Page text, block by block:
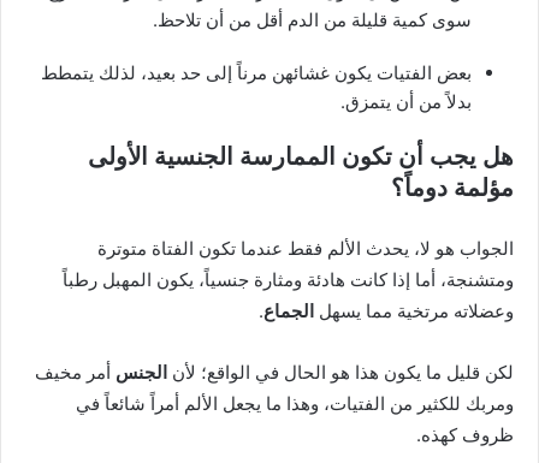
سوى كمية قليلة من الدم أقل من أن تلاحظ.
بعض الفتيات يكون غشائهن مرناً إلى حد بعيد، لذلك يتمطط
بدلاً من أن يتمزق.
هل يجب أن تكون الممارسة الجنسية الأولى
مؤلمة دوماً؟
الجواب هو لا، يحدث الألم فقط عندما تكون الفتاة متوترة
ومتشنجة، أما إذا كانت هادئة ومثارة جنسياً، يكون المهبل رطباً
وعضلاته مرتخية مما يسهل الجماع.
لكن قليل ما يكون هذا هو الحال في الواقع؛ لأن الجنس أمر مخيف
ومربك للكثير من الفتيات، وهذا ما يجعل الألم أمراً شائعاً في
ظروف كهذه.